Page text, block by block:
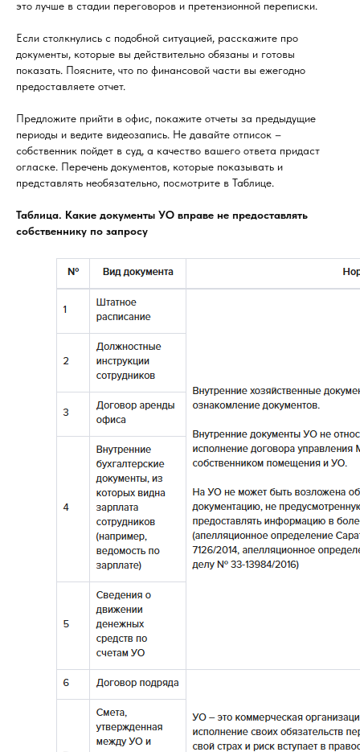
это лучше в стадии переговоров и претензионной переписки.
Если столкнулись с подобной ситуацией, расскажите про
документы, которые вы действительно обязаны и готовы
показать. Поясните, что по финансовой части вы ежегодно
предоставляете отчет.
Предложите прийти в офис, покажите отчеты за предыдущие
периоды и ведите видеозапись. Не давайте отписок –
собственник пойдет в суд, а качество вашего ответа придаст
огласке. Перечень документов, которые показывать и
представлять необязательно, посмотрите в Таблице.
Таблица. Какие документы УО вправе не предоставлять
собственнику по запросу